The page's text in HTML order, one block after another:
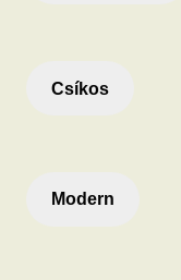
Csíkos
Modern